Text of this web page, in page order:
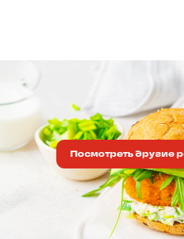
Посмотреть другие